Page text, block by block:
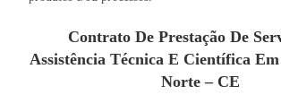
Contrato De Prestação De
Assistência Técnica E Científica
Norte – CE